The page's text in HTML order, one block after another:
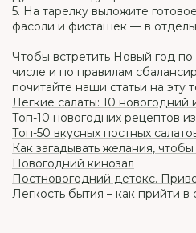
5. На тарелку выложите
фасоли и фисташек — в
Чтобы встретить Новый год
числе и по правилам
почитайте наши статьи на эту
Легкие салаты: 10 новогодний
Топ-10 новогодних рецептов
Топ-50 вкусных постных
Как загадывать желания,
Новогодний кинозал
Постновогодний детокс.
Легкость бытия – как прийти